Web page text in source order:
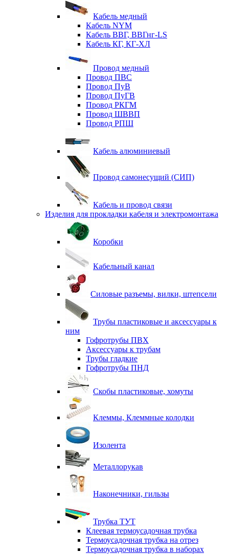
Кабель медный
Кабель NYM
Кабель ВВГ, ВВГнг-LS
Кабель КГ, КГ-ХЛ
Провод медный
Провод ПВС
Провод ПуВ
Провод ПуГВ
Провод РКГМ
Провод ШВВП
Провод РПШ
Кабель алюминиевый
Провод самонесущий (СИП)
Кабель и провод связи
Изделия для прокладки кабеля и электромонтажа
Коробки
Кабельный канал
Силовые разъемы, вилки, штепсели
Трубы пластиковые и аксессуары к
ним
Гофротрубы ПВХ
Аксессуары к трубам
Трубы гладкие
Гофротрубы ПНД
Скобы пластиковые, хомуты
Клеммы, Клеммные колодки
Изолента
Металлорукав
Наконечники, гильзы
Трубка ТУТ
Клеевая термоусадочная трубка
Термоусадочная трубка на отрез
Термоусадочная трубка в наборах